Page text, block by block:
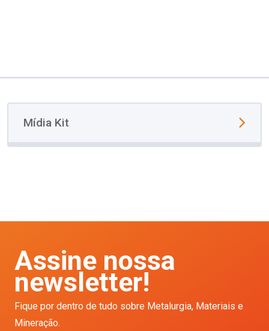
Mídia Kit
Assine nossa
newsletter!
Fique por dentro de tudo sobre Metalurgia, Materiais e
Mineração.